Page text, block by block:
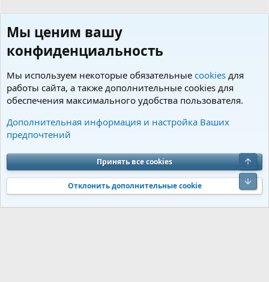
Пользователи
Cookies Charm by DCom
Обратная связь
Условия и правила
Политика конфиденциальности
Помощь
S
S
Community platform by XenForo® © 2010-2026 XenForo Ltd. Перевод от
Jumuro®|Media embeds via s9e/MediaSites
Мы ценим вашу
конфиденциальность
Мы используем некоторые обязательные cookies для
работы сайта, а также дополнительные cookies для
обеспечения максимального удобства пользователя.
Дополнительная информация и настройка Ваших
предпочтений
Принять все cookies
Отклонить дополнительные cookie
Верх
Низ